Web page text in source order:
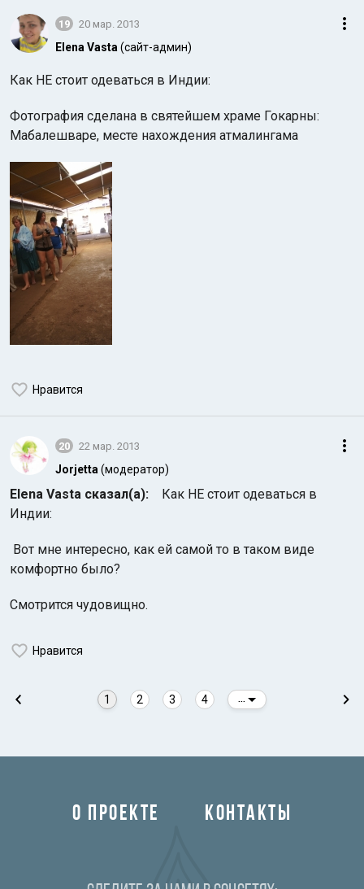
19 20 мар. 2013
Elena Vasta (сайт-админ)
Как НЕ стоит одеваться в Индии:
Фотография сделана в святейшем храме Гокарны:
Мабалешваре, месте нахождения атмалингама
Нравится
20 22 мар. 2013
Jorjetta (модератор)
Elena Vasta сказал(а): Как НЕ стоит одеваться в
Индии:
Вот мне интересно, как ей самой то в таком виде
комфортно было?
Смотрится чудовищно.
Нравится
1 2 3 4
О ПРОЕКТЕ КОНТАКТЫ